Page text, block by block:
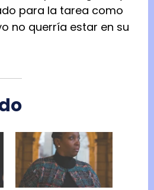
para la tarea como
no querría estar en su